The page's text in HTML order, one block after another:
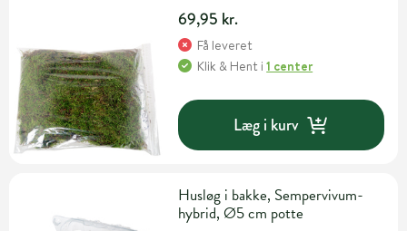
69,95 kr.
Få leveret
Klik & Hent i1 center
Læg i kurv
Husløg i bakke, Sempervivum-
hybrid, Ø5 cm potte